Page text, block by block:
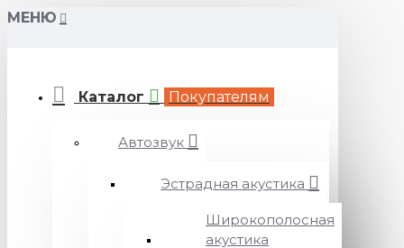
МЕНЮ
Каталог Покупателям
Автозвук
Эстрадная акустика
Широкополосная
акустика